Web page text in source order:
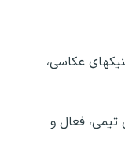
عکاسی،
فعال و